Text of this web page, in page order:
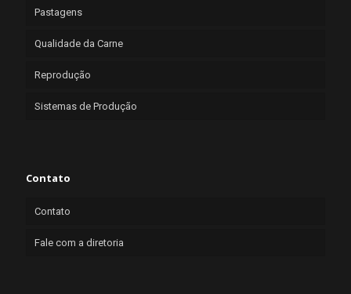
Pastagens
Qualidade da Carne
Reprodução
Sistemas de Produção
Contato
Contato
Fale com a diretoria